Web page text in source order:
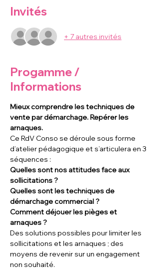
Invités
+ 7 autres invités
Progamme /
Informations
Mieux comprendre les techniques de
vente par démarchage. Repérer les
arnaques.
Ce RdV Conso se déroule sous forme
d’atelier pédagogique et s’articulera en 3
séquences :
Quelles sont nos attitudes face aux
sollicitations ?
Quelles sont les techniques de
démarchage commercial ?
Comment déjouer les pièges et
arnaques ?
Des solutions possibles pour limiter les
sollicitations et les arnaques ; des
moyens de revenir sur un engagement
non souhaité.